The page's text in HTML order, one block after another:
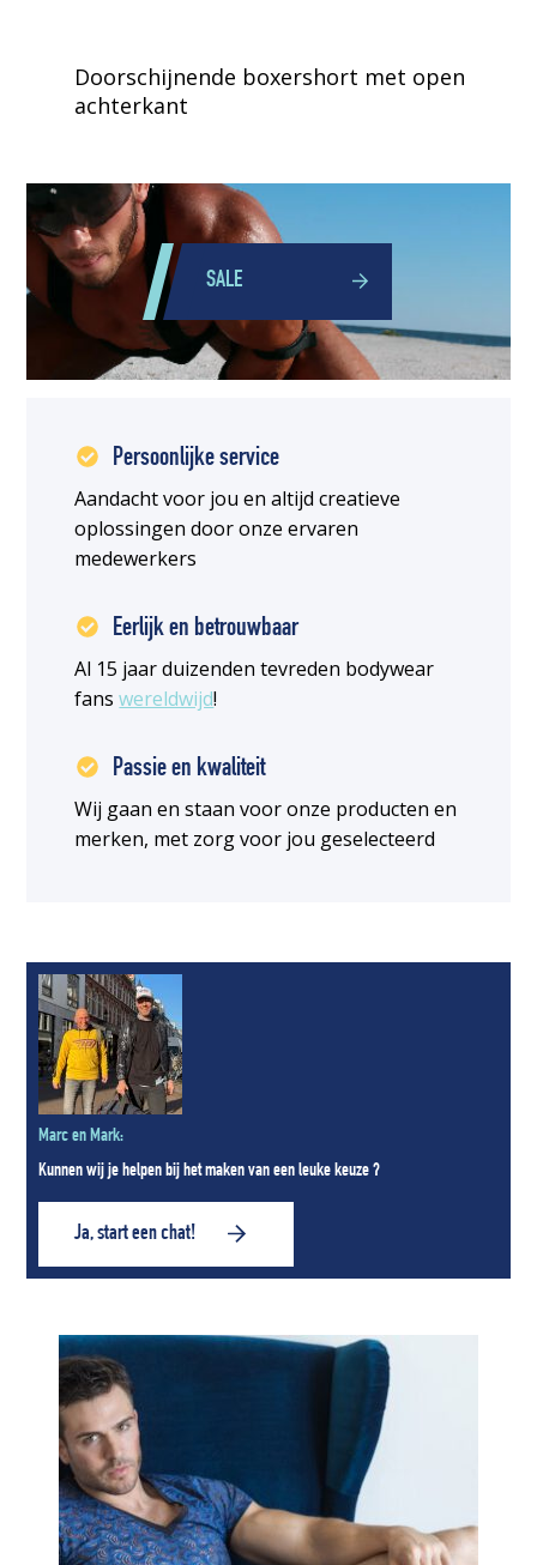
Doorschijnende boxershort met open
achterkant
SALE
Persoonlijke service
Aandacht voor jou en altijd creatieve
oplossingen door onze ervaren
medewerkers
Eerlijk en betrouwbaar
Al 15 jaar duizenden tevreden bodywear
fanswereldwijd!
Passie en kwaliteit
Wij gaan en staan voor onze producten en
merken, met zorg voor jou geselecteerd
Marc en Mark:
Kunnen wij je helpen bij het maken van een leuke keuze ?
Ja, start een chat!